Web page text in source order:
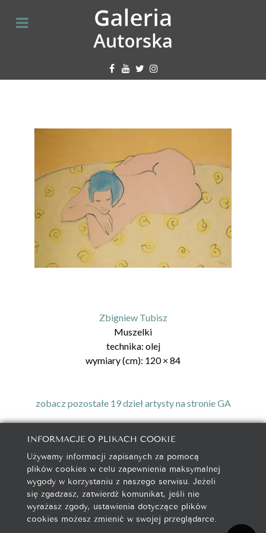
Zbigniew Tubisz
Muszelki
technika: olej
wymiary (cm): 120× 84
zobacz pozostałe 19 dzieł artysty na stronie GA
galeria@autorska.pl
608 596 314
85-078 Bydgoszcz, ul. Chocimska 5
Na początek
INFORMACJE O PLIKACH COOKIE
Używamy informacji zapisanych za pomocą
plików cookies w celu zapewnienia maksymalnej
wygody w korzystaniu z naszego serwisu. Jeżeli
się zgadzasz, zatwierdź komunikat, jeśli nie
wyrażasz zgody, ustawienia dotyczące plików
cookies możesz zmienić w swojej przeglądarce.